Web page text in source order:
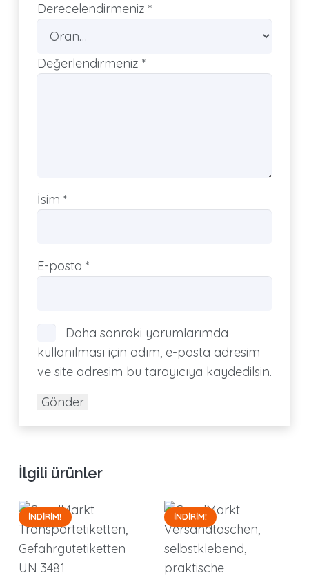
Derecelendirmeniz *
Değerlendirmeniz *
İsim *
E-posta *
Daha sonraki yorumlarımda
kullanılması için adım, e-posta adresim
ve site adresim bu tarayıcıya kaydedilsin.
İlgili ürünler
İNDIRIM! İNDIRIM!